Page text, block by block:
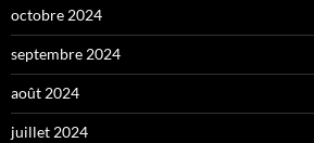
octobre 2024
septembre 2024
août 2024
juillet 2024